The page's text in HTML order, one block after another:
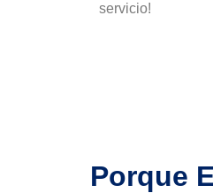
servicio!
Porque